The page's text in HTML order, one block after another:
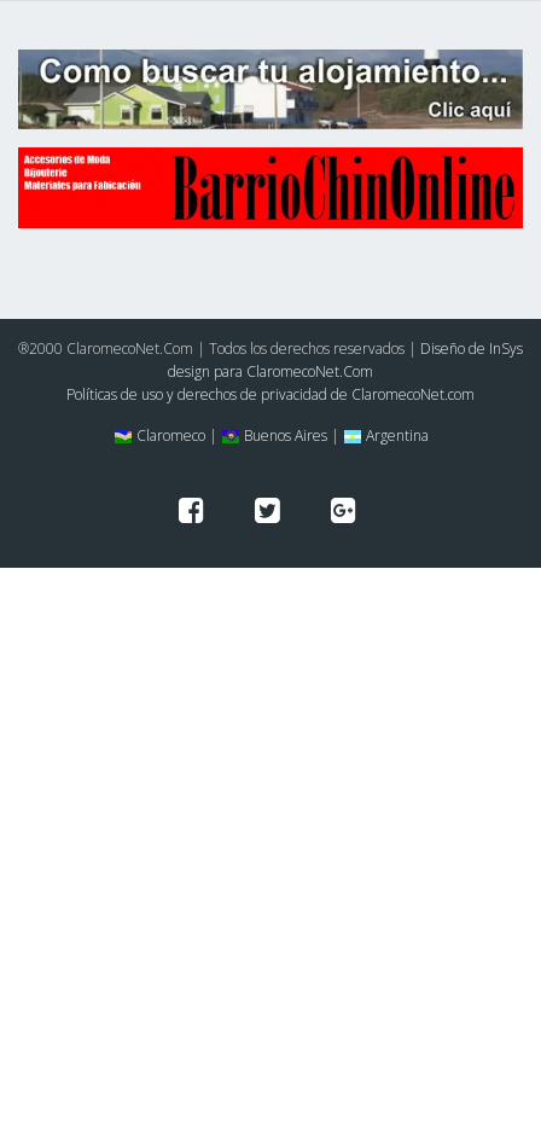
®2000 ClaromecoNet.Com | Todos los derechos reservados | Diseño de InSys
design para ClaromecoNet.Com
Políticas de uso y derechos de privacidad de ClaromecoNet.com
Claromeco |
Buenos Aires | Argentina